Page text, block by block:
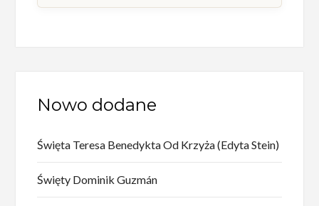
Nowo dodane
Święta Teresa Benedykta Od Krzyża (Edyta Stein)
Święty Dominik Guzmán